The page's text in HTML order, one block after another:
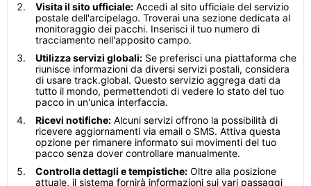
Visita il sito ufficiale: Accedi al sito ufficiale del servizio
postale dell'arcipelago. Troverai una sezione dedicata al
monitoraggio dei pacchi. Inserisci il tuo numero di
tracciamento nell'apposito campo.
Utilizza servizi globali: Se preferisci una piattaforma che
riunisce informazioni da diversi servizi postali, considera
di usare track.global. Questo servizio aggrega dati da
tutto il mondo, permettendoti di vedere lo stato del tuo
pacco in un'unica interfaccia.
Ricevi notifiche: Alcuni servizi offrono la possibilità di
ricevere aggiornamenti via email o SMS. Attiva questa
opzione per rimanere informato sui movimenti del tuo
pacco senza dover controllare manualmente.
Controlla dettagli e tempistiche: Oltre alla posizione
attuale, il sistema fornirà informazioni sui vari passaggi